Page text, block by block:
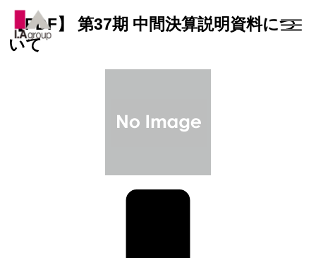
【PDF】 第37期 中間決算説明資料につ
いて